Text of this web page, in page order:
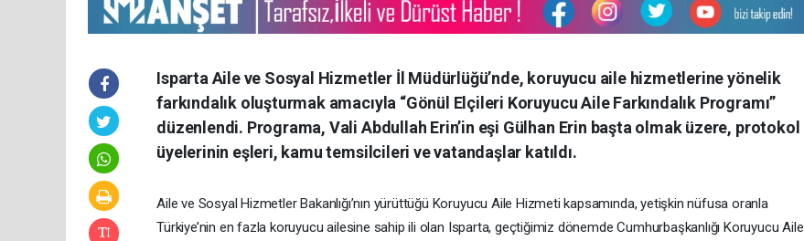
Isparta Aile ve Sosyal Hizmetler İl Müdürlüğü’nde, koruyucu aile hizmetlerine yönelik
farkındalık oluşturmak amacıyla “Gönül Elçileri Koruyucu Aile Farkındalık Programı”
düzenlendi. Programa, Vali Abdullah Erin’in eşi Gülhan Erin başta olmak üzere, protokol
üyelerinin eşleri, kamu temsilcileri ve vatandaşlar katıldı.
Aile ve Sosyal Hizmetler Bakanlığı’nın yürüttüğü Koruyucu Aile Hizmeti kapsamında, yetişkin nüfusa oranla
Türkiye’nin en fazla koruyucu ailesine sahip ili olan Isparta, geçtiğimiz dönemde Cumhurbaşkanlığı Koruyucu Aile